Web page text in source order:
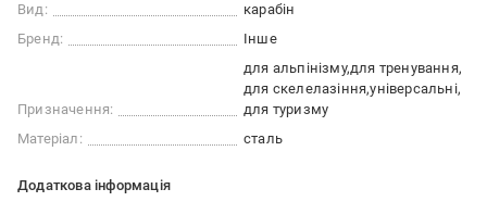
Вид:
карабін
Бренд:
Інше
Призначення:
для альпінізму для тренування
для скелелазіння універсальні
для туризму
Матеріал:
сталь
Додаткова інформація